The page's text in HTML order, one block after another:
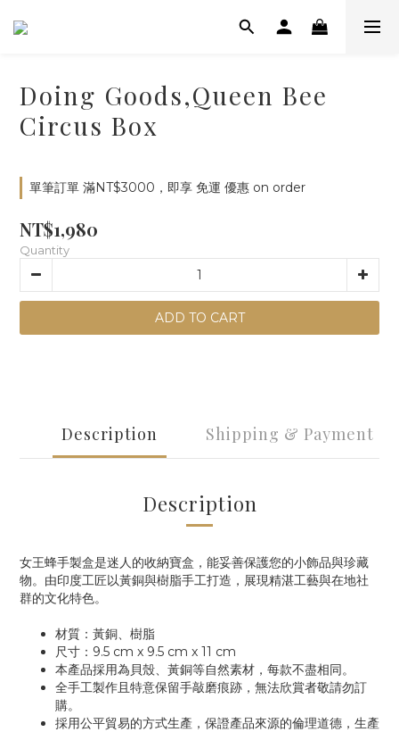
Doing Goods,Queen Bee
Circus Box
單筆訂單 滿NT$3000，即享 免運 優惠 on order
NT$1,980
Quantity
ADD TO CART
Description Shipping & Payment
Description
女王蜂手製盒是迷人的收納寶盒，能妥善保護您的小飾品與珍藏
物。由印度工匠以黃銅與樹脂手工打造，展現精湛工藝與在地社
群的文化特色。
材質：黃銅、樹脂
尺寸： 9.5 cm x 9.5 cm x 11 cm
本產品採用為貝殼、黃銅等自然素材，每款不盡相同。
全手工製作且特意保留手敲磨痕跡，無法欣賞者敬請勿訂
購。
採用公平貿易的方式生產，保證產品來源的倫理道德，生產